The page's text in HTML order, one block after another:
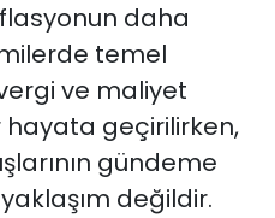
daha
temel
ve maliyet
hayata geçirilirken,
gündeme
değildir.